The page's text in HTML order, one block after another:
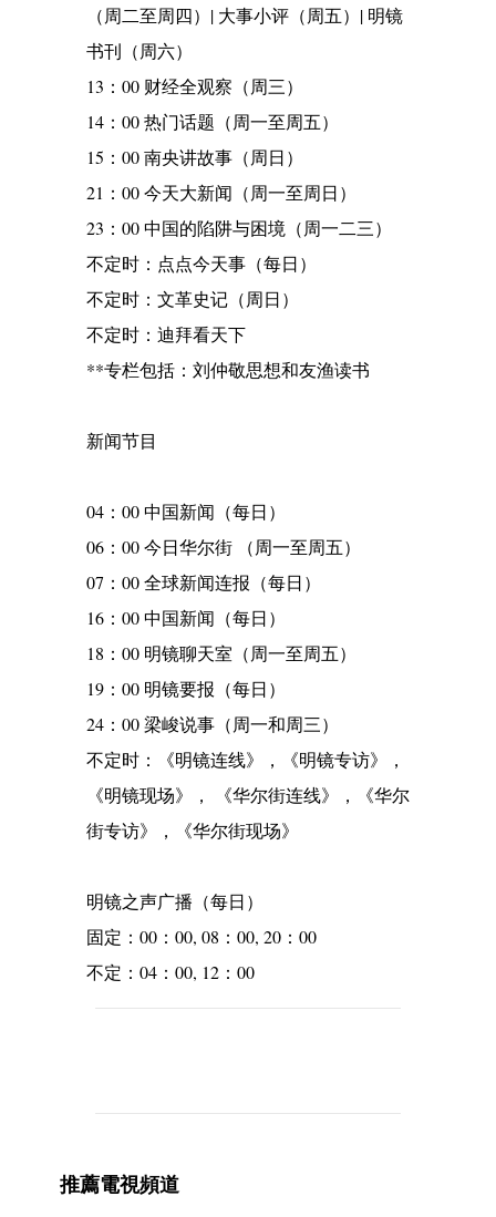
（周二至周四）| 大事小评（周五）| 明镜
书刊（周六）
13：00 财经全观察（周三）
14：00 热门话题（周一至周五）
15：00 南央讲故事（周日）
21：00 今天大新闻（周一至周日）
23：00 中国的陷阱与困境（周一二三）
不定时：点点今天事（每日）
不定时：文革史记（周日）
不定时：迪拜看天下
**专栏包括：刘仲敬思想和友渔读书
新闻节目
04：00 中国新闻（每日）
06：00 今日华尔街 （周一至周五）
07：00 全球新闻连报（每日）
16：00 中国新闻（每日）
18：00 明镜聊天室（周一至周五）
19：00 明镜要报（每日）
24：00 梁峻说事（周一和周三）
不定时：《明镜连线》，《明镜专访》，
《明镜现场》， 《华尔街连线》，《华尔
街专访》，《华尔街现场》
明镜之声广播（每日）
固定：00：00, 08：00, 20：00
不定：04：00, 12：00
n
推薦電視頻道